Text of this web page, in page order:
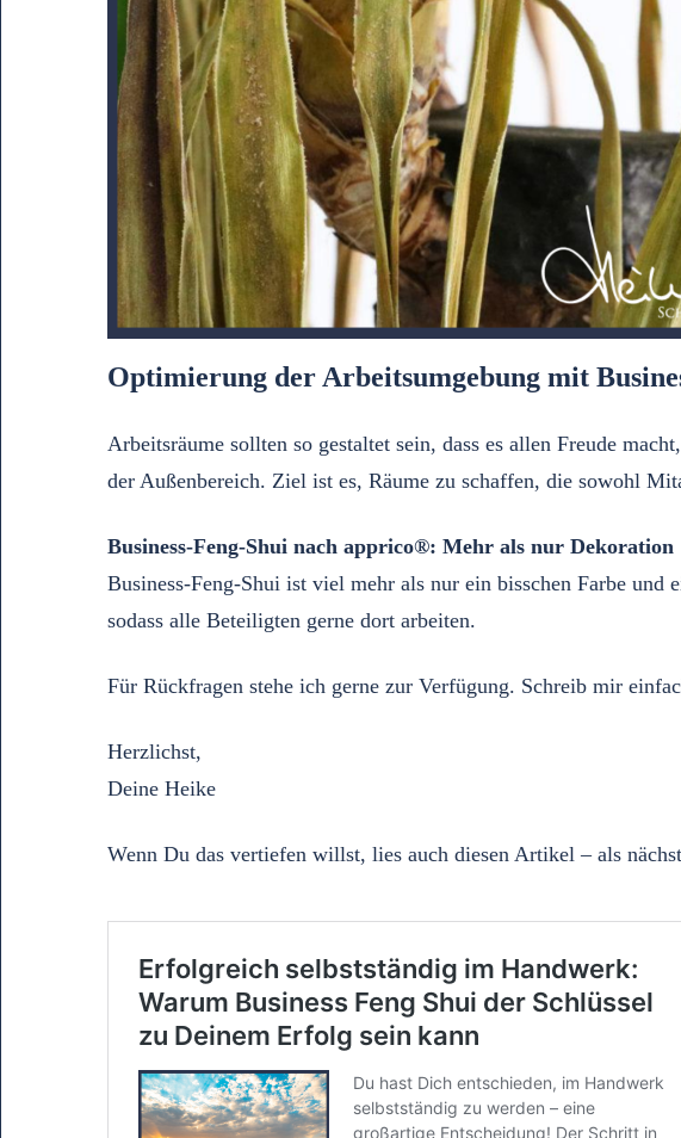
Optimierung der Arbeitsumgebung mit
Arbeitsräume sollten so gestaltet sein, dass es allen Freude
der Außenbereich. Ziel ist es, Räume zu schaffen, die sowohl
Business-Feng-Shui nach apprico®: Mehr als nur Dekoration
Business-Feng-Shui ist viel mehr als nur ein bisschen Farbe
sodass alle Beteiligten gerne dort arbeiten.
Für Rückfragen stehe ich gerne zur Verfügung. Schreib mir
Herzlichst,
Deine Heike
Wenn Du das vertiefen willst, lies auch diesen Artikel – als